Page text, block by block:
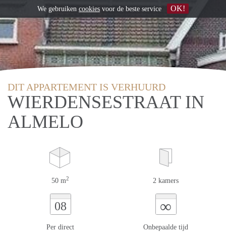
DIT APPARTEMENT IS VERHUURD
WIERDENSESTRAAT IN
ALMELO
50 m2 2 kamers
08
Per direct
∞
Onbepaalde tijd
We gebruiken cookies voor de beste service OK!